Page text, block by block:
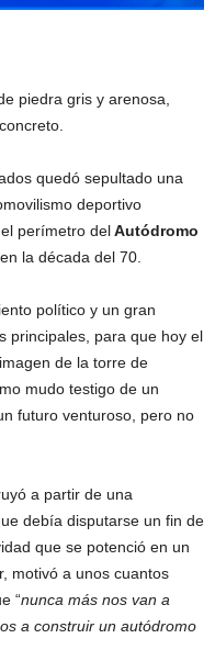
piedra gris y arenosa,
quedó sepultado una
deportivo
perímetro delAutódromo
la década del 70.
político y un gran
principales, para que hoy el
de la torre de
mudo testigo de un
futuro venturoso, pero no
a partir de una
debía disputarse un fin de
que se potenció en un
motivó a unos cuantos
“nunca más nos van a
a construir un autódromo